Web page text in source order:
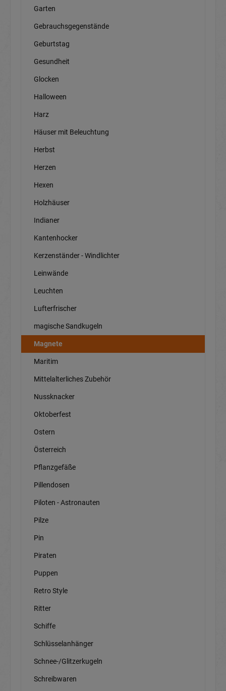
Garten
Gebrauchsgegenstände
Geburtstag
Gesundheit
Glocken
Halloween
Harz
Häuser mit Beleuchtung
Herbst
Herzen
Hexen
Holzhäuser
Indianer
Kantenhocker
Kerzenständer - Windlichter
Leinwände
Leuchten
Lufterfrischer
magische Sandkugeln
Magnete
Maritim
Mittelalterliches Zubehör
Nussknacker
Oktoberfest
Ostern
Österreich
Pflanzgefäße
Pillendosen
Piloten - Astronauten
Pilze
Pin
Piraten
Puppen
Retro Style
Ritter
Schiffe
Schlüsselanhänger
Schnee-/Glitzerkugeln
Schreibwaren